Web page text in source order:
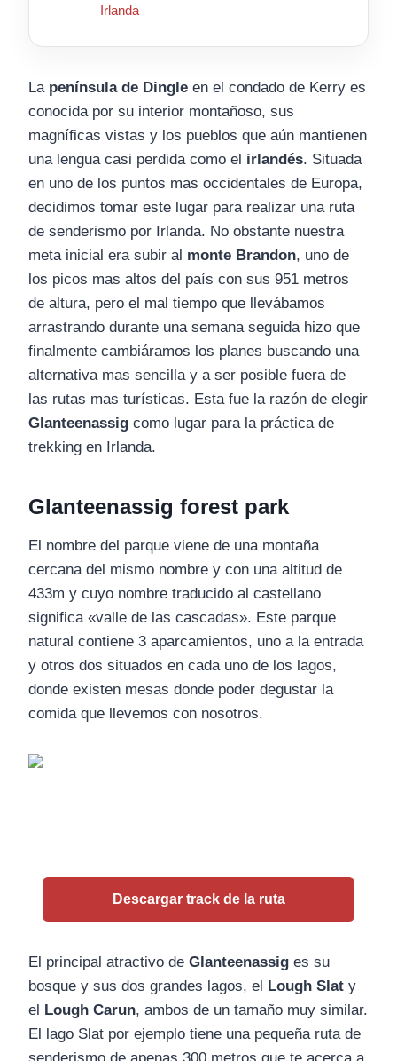
Irlanda
La península de Dingle en el condado de Kerry es
conocida por su interior montañoso, sus
magníficas vistas y los pueblos que aún mantienen
una lengua casi perdida como el irlandés. Situada
en uno de los puntos mas occidentales de Europa,
decidimos tomar este lugar para realizar una ruta
de senderismo por Irlanda. No obstante nuestra
meta inicial era subir al monte Brandon, uno de
los picos mas altos del país con sus 951 metros
de altura, pero el mal tiempo que llevábamos
arrastrando durante una semana seguida hizo que
finalmente cambiáramos los planes buscando una
alternativa mas sencilla y a ser posible fuera de
las rutas mas turísticas. Esta fue la razón de elegir
Glanteenassig como lugar para la práctica de
trekking en Irlanda.
Glanteenassig forest park
El nombre del parque viene de una montaña
cercana del mismo nombre y con una altitud de
433m y cuyo nombre traducido al castellano
significa «valle de las cascadas». Este parque
natural contiene 3 aparcamientos, uno a la entrada
y otros dos situados en cada uno de los lagos,
donde existen mesas donde poder degustar la
comida que llevemos con nosotros.
Descargar track de la ruta
El principal atractivo de Glanteenassig es su
bosque y sus dos grandes lagos, el Lough Slat y
el Lough Carun, ambos de un tamaño muy similar.
El lago Slat por ejemplo tiene una pequeña ruta de